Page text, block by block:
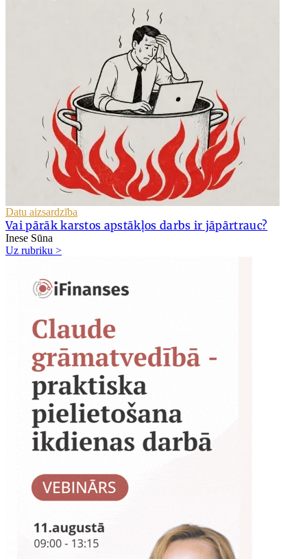
Datu aizsardzība
Vai pārāk karstos apstākļos darbs ir jāpārtrauc?
Inese Sūna
Uz rubriku >